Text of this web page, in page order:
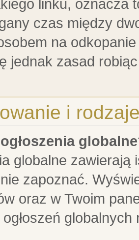
linku, oznacza
czas między
na
jednak zasad
i
globalne
zapoznać.
oraz w Twoim